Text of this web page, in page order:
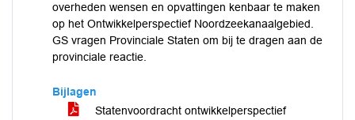
overheden wensen en opvattingen kenbaar te maken
op het Ontwikkelperspectief Noordzeekanaalgebied.
GS vragen Provinciale Staten om bij te dragen aan de
provinciale reactie.
Bijlagen
Statenvoordracht ontwikkelperspectief